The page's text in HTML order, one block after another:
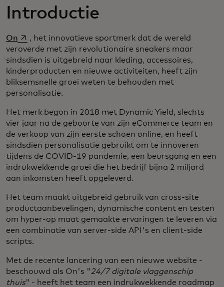
Introductie
Onopens in a new tab
, het innovatieve sportmerk dat de wereld
veroverde met zijn revolutionaire sneakers maar
sindsdien is uitgebreid naar kleding, accessoires,
kinderproducten en nieuwe activiteiten, heeft zijn
bliksemsnelle groei weten te behouden met
personalisatie.
Het merk begon in 2018 met Dynamic Yield, slechts
vier jaar na de geboorte van zijn eCommerce team en
de verkoop van zijn eerste schoen online, en heeft
sindsdien personalisatie gebruikt om te innoveren
tijdens de COVID-19 pandemie, een beursgang en een
indrukwekkende groei die het bedrijf bijna 2 miljard
aan inkomsten heeft opgeleverd.
Het team maakt uitgebreid gebruik van cross-site
productaanbevelingen, dynamische content en testen
om hyper-op maat gemaakte ervaringen te leveren via
een combinatie van server-side API's en client-side
scripts.
Met de recente lancering van een nieuwe website -
beschouwd als On's " 24/7 digitale vlaggenschip
thuis" - heeft het team een indrukwekkende roadmap